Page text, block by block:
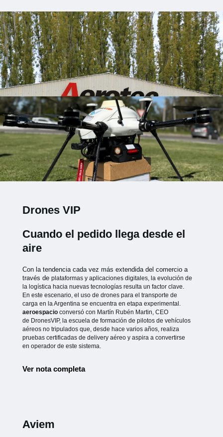
Drones VIP
Cuando el pedido llega desde el
aire
Con la tendencia cada vez más extendida del comercio a
través de plataformas y aplicaciones digitales, la evolución de
la logística hacia nuevas tecnologías resulta un factor clave.
En este escenario, el uso de drones para el transporte de
carga en la Argentina se encuentra en etapa experimental.
aeroespacioconversó con Martín Rubén Martin, CEO
de DronesVIP, la escuela de formación de pilotos de vehículos
aéreos no tripulados que, desde hace varios años, realiza
pruebas certificadas de delivery aéreo y aspira a convertirse
en operador de este sistema.
Ver nota completa
Aviem